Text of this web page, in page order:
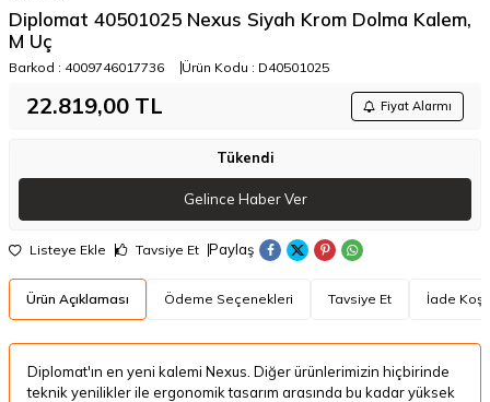
Diplomat 40501025 Nexus Siyah Krom Dolma Kalem,
M Uç
Barkod : 4009746017736 Ürün Kodu : D40501025
22.819,00 TL Fiyat Alarmı
Tükendi
Gelince Haber Ver
Listeye Ekle Tavsiye Et Paylaş
Ürün Açıklaması Ödeme Seçenekleri Tavsiye Et İade
Diplomat'ın en yeni kalemi Nexus. Diğer ürünlerimizin hiçbirinde
teknik yenilikler ile ergonomik tasarım arasında bu kadar yüksek